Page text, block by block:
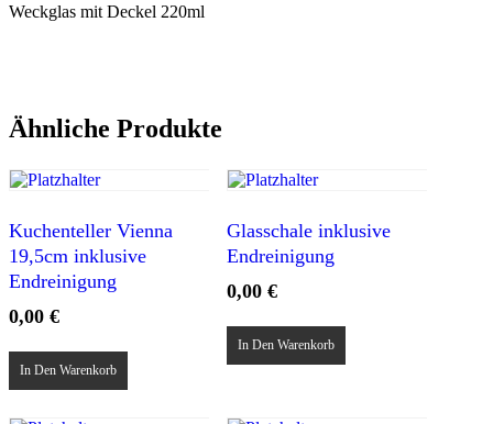
Weckglas mit Deckel 220ml
Ähnliche Produkte
Kuchenteller Vienna
19,5cm inklusive
Endreinigung
0,00 €
In Den Warenkorb
Glasschale inklusive
Endreinigung
0,00 €
In Den Warenkorb